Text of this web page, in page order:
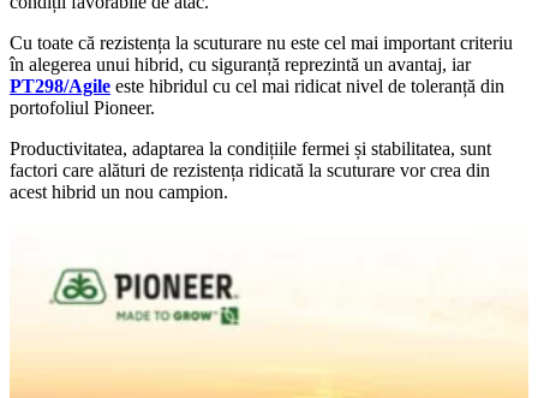
Cu toate că rezistența la scuturare nu este cel mai important criteriu
în alegerea unui hibrid, cu siguranță reprezintă un avantaj, iar
PT298/Agile este hibridul cu cel mai ridicat nivel de toleranță din
portofoliul Pioneer.
Productivitatea, adaptarea la condițiile fermei și stabilitatea, sunt
factori care alături de rezistența ridicată la scuturare vor crea din
acest hibrid un nou campion.